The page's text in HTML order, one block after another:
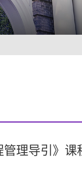
理导引》课